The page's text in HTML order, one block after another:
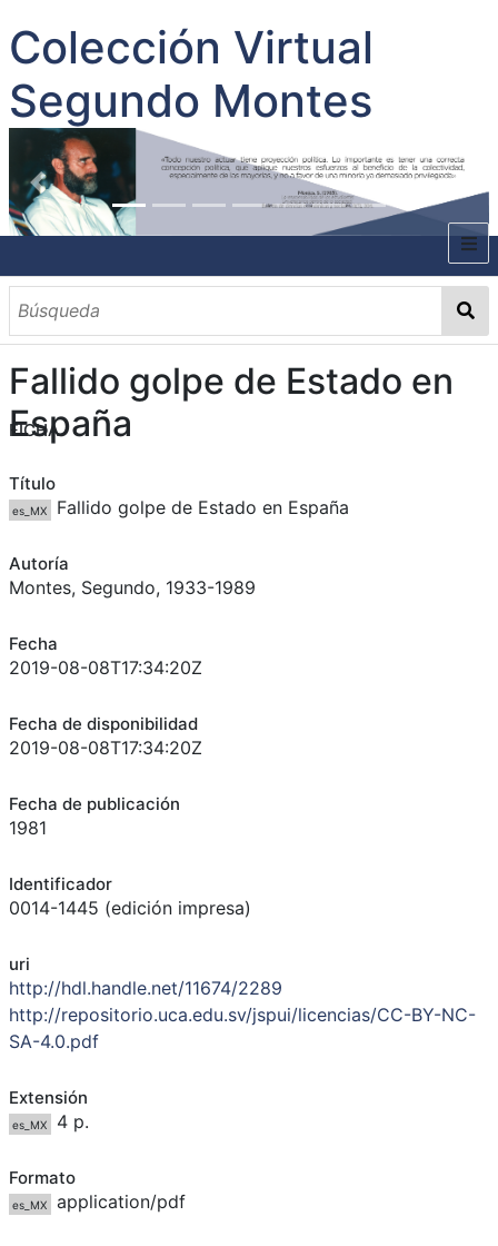
Colección Virtual
Segundo Montes
INICIO
SOBRE EL AUTOR
CONTENIDO
TODOS LOS DOCUMENTOS
CATEGORIAS
OBRAS SOBRE EL AUTOR P. SEGUNDO MONTES
MATERIAS
PALABRAS CLAVES
MULTIMEDIA
GALERÍA
Fallido golpe de Estado en
España
FICHA
Título
es_MX Fallido golpe de Estado en España
Autoría
Montes, Segundo, 1933-1989
Fecha
2019-08-08T17:34:20Z
Fecha de disponibilidad
2019-08-08T17:34:20Z
Fecha de publicación
1981
Identificador
0014-1445 (edición impresa)
uri
http://hdl.handle.net/11674/2289
http://repositorio.uca.edu.sv/jspui/licencias/CC-BY-NC-
SA-4.0.pdf
Extensión
es_MX 4 p.
Formato
es_MX application/pdf